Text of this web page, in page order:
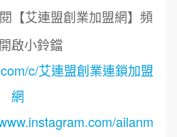
【艾連盟創業加盟網】頻
啟小鈴鐺
c/艾連盟創業連鎖加盟
網
ailanm